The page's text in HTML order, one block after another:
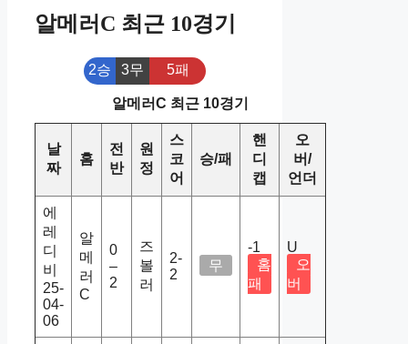
알메러C 최근 10경기
2승 3무 5패
알메러C 최근 10경기
날
짜
홈
전
반
원
정
스
코
어
승/패
핸
디
캡
오
버/
언더
에
레
디
비
25-
04-
06
알
메
러
C
0
–
2
즈
볼
러
2-
2
무
-1
홈
패
U
오
버